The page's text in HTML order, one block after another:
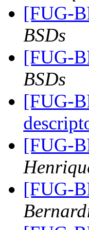
[FUG-
BSDs
[FUG-
BSDs
[FUG-
[FUG-
[FUG-